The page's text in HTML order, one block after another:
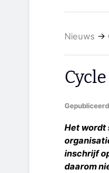
Nieuws →
Het wordt
inschrijf
daarom